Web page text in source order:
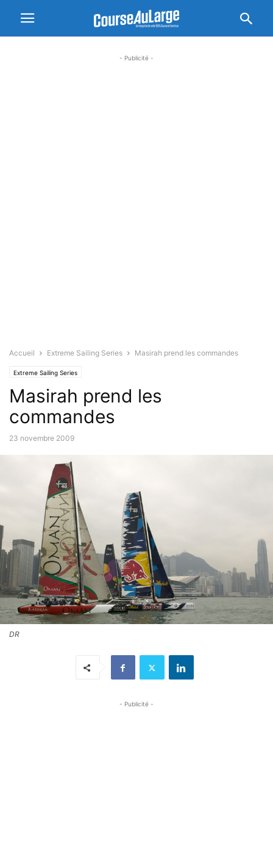
- Publicité -
Accueil Extreme Sailing Series Masirah prend les commandes
Extreme Sailing Series
Masirah prend les
commandes
23 novembre 2009
DR
- Publicité -